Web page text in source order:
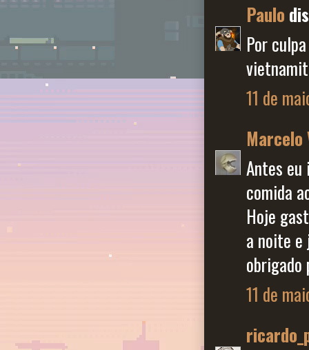
Paulo
Por
11 de
Marcelo
Antes eu
comida
Hoje
a noite e
obrigado
11 de